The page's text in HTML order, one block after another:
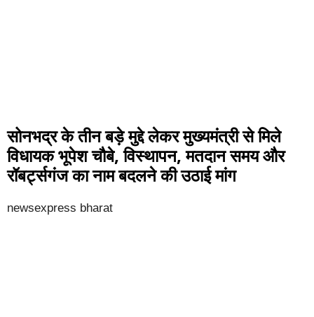
सोनभद्र के तीन बड़े मुद्दे लेकर मुख्यमंत्री से मिले
विधायक भूपेश चौबे, विस्थापन, मतदान समय और
रॉबर्ट्सगंज का नाम बदलने की उठाई मांग
newsexpress bharat